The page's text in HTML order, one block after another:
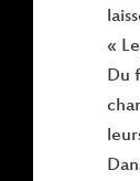
«
Du